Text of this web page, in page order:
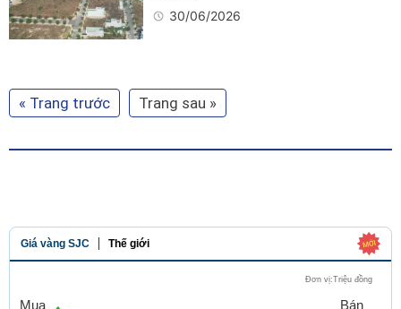
30/06/2026
« Trang trước Trang sau »